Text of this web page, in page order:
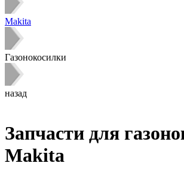
Makita
Газонокосилки
назад
Запчасти для
Makita